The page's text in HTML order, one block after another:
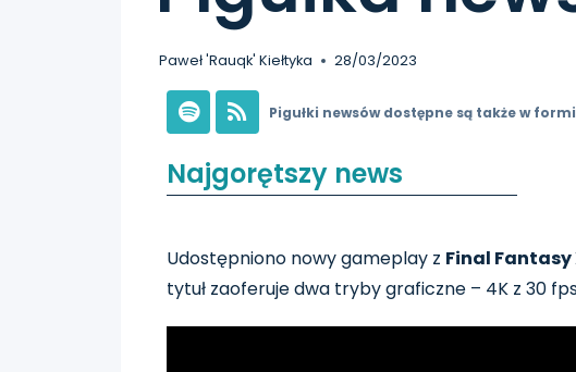
Paweł 'Rauqk' Kiełtyka 28/03/2023
Pigułki newsów dostępne są także w
Najgorętszy news
Udostępniono nowy gameplay z Final Fantasy
tytuł zaoferuje dwa tryby graficzne – 4K z 30